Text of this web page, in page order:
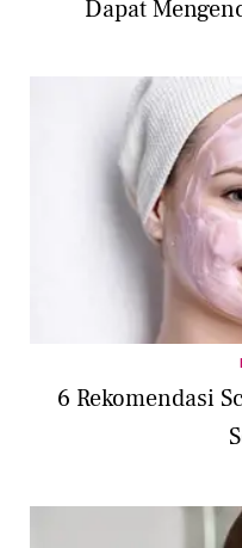
Dapat
6 Rekomendasi